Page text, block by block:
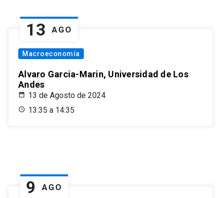
13 AGO
Macroeconomía
Alvaro Garcia-Marin, Universidad de Los
Andes
13 de Agosto de 2024
13:35 a 14:35
9 AGO